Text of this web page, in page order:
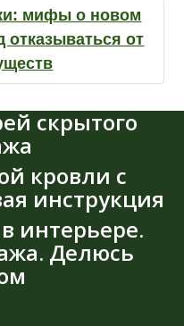
мифы о новом
от
скрытого
кровли с
инструкция
интерьере.
Делюсь